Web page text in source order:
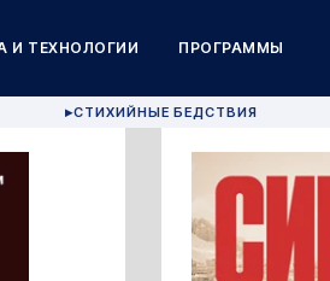
И ТЕХНОЛОГИИ ПРОГРАММЫ
▶СТИХИЙНЫЕ БЕДСТВИЯ